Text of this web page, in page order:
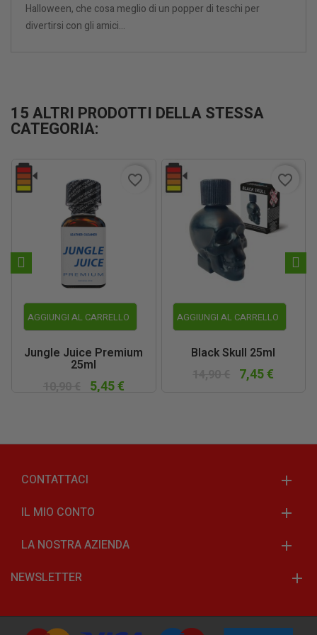
Halloween, che cosa meglio di un popper di teschi per
divertirsi con gli amici...
15 ALTRI PRODOTTI DELLA STESSA
CATEGORIA:
AGGIUNGI AL CARRELLO
Jungle Juice Premium
25ml
5,45 €
favorite_border
AGGIUNGI AL CARRELLO
Black Skull 25ml
7,45 €
favorite_border
CONTATTACI
IL MIO CONTO
LA NOSTRA AZIENDA
NEWSLETTER